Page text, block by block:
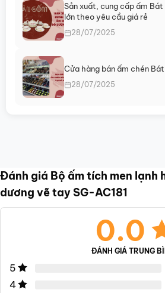
Sản xuất, cung cấp ấm Bát
lớn theo yêu cầu giá rẻ
28/07/2025
Cửa hàng bán ấm chén
28/07/2025
Đánh giá Bộ ấm tích men lạnh
dương vẽ tay SG-AC181
0.0
ĐÁNH GIÁ TRUNG
5
4